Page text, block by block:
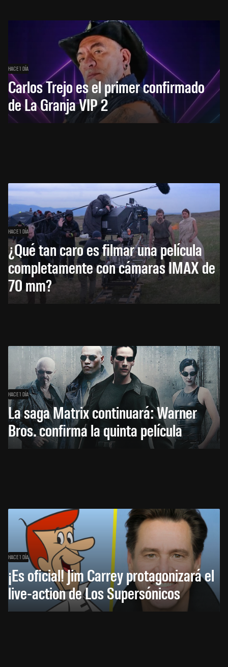
HACE 1 DÍA
Carlos Trejo es el primer confirmado
de La Granja VIP 2
HACE 1 DÍA
¿Qué tan caro es filmar una película
completamente con cámaras IMAX de
70 mm?
HACE 1 DÍA
La saga Matrix continuará: Warner
Bros. confirma la quinta película
HACE 1 DÍA
¡Es oficial! Jim Carrey protagonizará el
live-action de Los Supersónicos